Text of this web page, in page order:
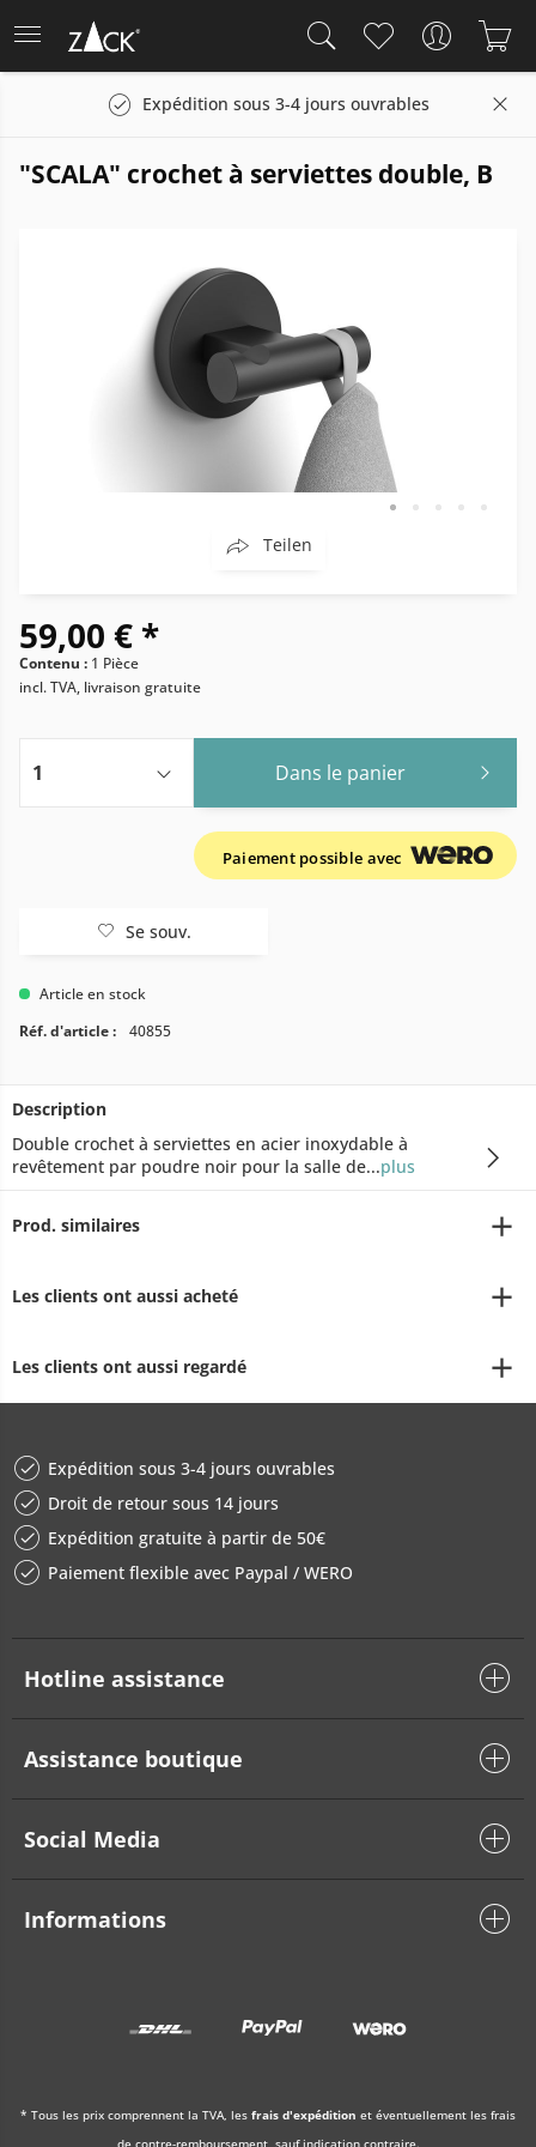
Expédition sous 3-4 jours ouvrables
"SCALA" crochet à serviettes double, B
Teilen
59,00 € *
Contenu : 1 Pièce
incl. TVA, livraison gratuite
Dans le panier
Paiement possible avec
Se souv.
Article en stock
Réf. d'article :
40855
Description
Double crochet à serviettes en acier inoxydable à
revêtement par poudre noir pour la salle de...plus
Prod. similaires
Les clients ont aussi acheté
Les clients ont aussi regardé
Expédition sous 3-4 jours ouvrables
Droit de retour sous 14 jours
Expédition gratuite à partir de 50€
Paiement flexible avec Paypal / WERO
Hotline assistance
Assistance boutique
Social Media
Informations
* Tous les prix comprennent la TVA, les frais d'expédition et éventuellement les frais